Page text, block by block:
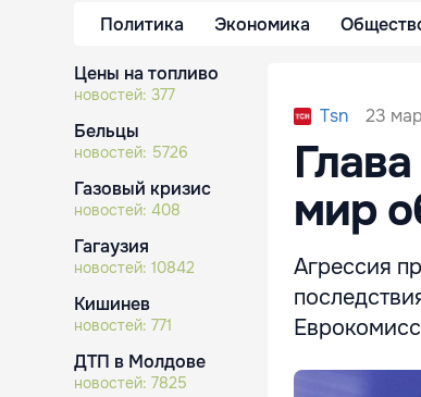
Политика Экономика
Цены на топливо
новостей: 377
Бельцы
новостей: 5726
Газовый кризис
новостей: 408
Гагаузия
новостей: 10842
Кишинев
новостей: 771
ДТП в Молдове
новостей: 7825
Tsn 23
мир
Агрессия